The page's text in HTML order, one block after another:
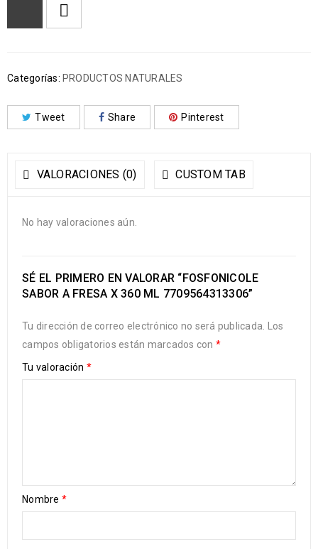
Categorías: PRODUCTOS NATURALES
Tweet Share Pinterest
VALORACIONES (0) CUSTOM TAB
No hay valoraciones aún.
SÉ EL PRIMERO EN VALORAR “FOSFONICOLE
SABOR A FRESA X 360 ML 7709564313306”
Tu dirección de correo electrónico no será publicada.
Los
campos obligatorios están marcados con *
Tu valoración *
Nombre *